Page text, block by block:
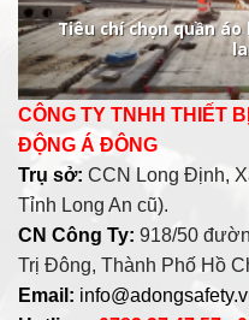
Tiêu chí chọn quần
CÔNG TY TNHH THIẾT
ĐỘNG Á ĐÔNG
Trụ sở: CCN Long Định,
Tỉnh Long An cũ).
CN Công Ty: 918/50
Trị Đông, Thành Phố Hồ
Email: